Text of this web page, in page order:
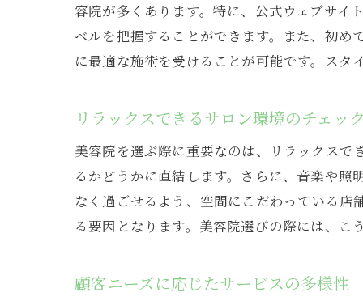
容院が多くあります。特に、公式ウェブサイ
ベルを把握することができます。また、初
に最適な施術を受けることが可能です。ス
リラックスできるサロン環境のチェッ
美容院を選ぶ際に重要なのは、リラックス
るかどうかに直結します。さらに、音楽や
なく過ごせるよう、空間にこだわっている
る要因となります。美容院選びの際には、
顧客ニーズに応じたサービスの多様性